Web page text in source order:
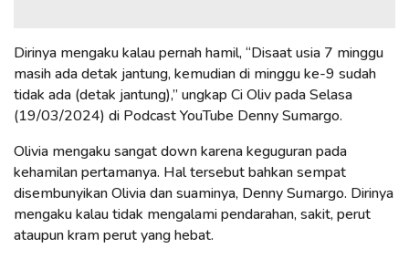
Dirinya mengaku kalau pernah hamil, “Disaat usia 7 minggu
masih ada detak jantung, kemudian di minggu ke-9 sudah
tidak ada (detak jantung),” ungkap Ci Oliv pada Selasa
(19/03/2024) di Podcast YouTube Denny Sumargo.
Olivia mengaku sangat down karena keguguran pada
kehamilan pertamanya. Hal tersebut bahkan sempat
disembunyikan Olivia dan suaminya, Denny Sumargo. Dirinya
mengaku kalau tidak mengalami pendarahan, sakit, perut
ataupun kram perut yang hebat.